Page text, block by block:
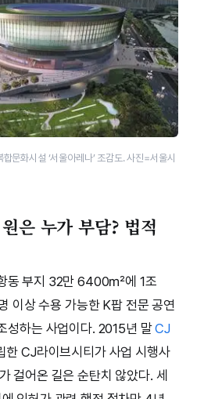
문화시설 ‘서울아레나’ 조감도. 사진=서울시
은 누가 부담? 법적
동 부지 32만 6400㎡에 1조
이상 수용 가능한 K팝 전문 공연
성하는 사업이다. 2015년 말CJ
한 CJ라이브시티가 사업 시행사
걸어온 길은 순탄치 않았다. 세